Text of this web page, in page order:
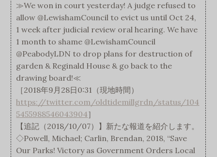
≫We won in court yesterday! A judge refused to
allow @LewishamCouncil to evict us until Oct 24,
1 week after judicial review oral hearing. We have
1 month to shame @LewishamCouncil
@PeabodyLDN to drop plans for destruction of
garden & Reginald House & go back to the
drawing board!≪
［2018年9月28日0:31（現地時間）
https://twitter.com/oldtidemillgrdn/status/104
5455988546043904］
【追記（2018/10/07）】新たな報道を紹介します。
◇Powell, Michael; Carlin, Brendan, 2018, “Save
Our Parks! Victory as Government Orders Local